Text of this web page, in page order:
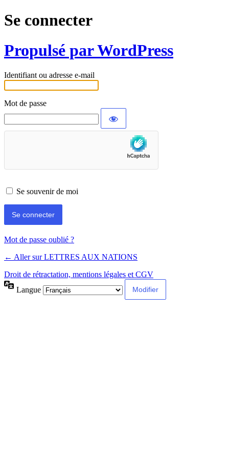
Se connecter
Propulsé par WordPress
Identifiant ou adresse e-mail
Mot de passe
Se souvenir de moi
Alternative:
Mot de passe oublié ?
← Aller sur LETTRES AUX NATIONS
Droit de rétractation, mentions légales et CGV
Langue